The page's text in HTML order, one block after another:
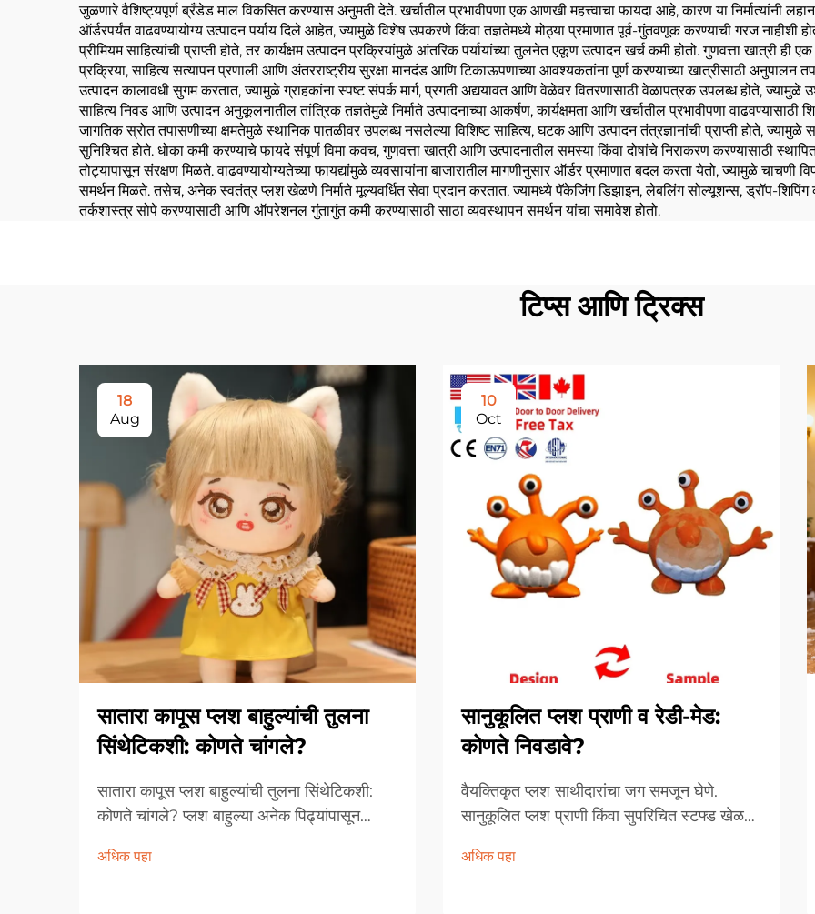
जुळणारे वैशिष्ट्यपूर्ण ब्रँडेड माल विकसित करण्यास अनुमती देते. खर्चातील प्रभावीपणा एक आणखी महत्त्वाचा फायदा आहे, कारण या निर्मात्यांनी
ऑर्डरपर्यंत वाढवण्यायोग्य उत्पादन पर्याय दिले आहेत, ज्यामुळे विशेष उपकरणे किंवा तज्ञतेमध्ये मोठ्या प्रमाणात पूर्व-गुंतवणूक करण्याची गरज नाहीशी
प्रीमियम साहित्यांची प्राप्ती होते, तर कार्यक्षम उत्पादन प्रक्रियांमुळे आंतरिक पर्यायांच्या तुलनेत एकूण उत्पादन खर्च कमी होतो. गुणवत्ता खात्री ही
प्रक्रिया, साहित्य सत्यापन प्रणाली आणि अंतरराष्ट्रीय सुरक्षा मानदंड आणि टिकाऊपणाच्या आवश्यकतांना पूर्ण करण्याच्या खात्रीसाठी अनुपालन
उत्पादन कालावधी सुगम करतात, ज्यामुळे ग्राहकांना स्पष्ट संपर्क मार्ग, प्रगती अद्ययावत आणि वेळेवर वितरणासाठी वेळापत्रक उपलब्ध होते,
साहित्य निवड आणि उत्पादन अनुकूलनातील तांत्रिक तज्ञतेमुळे निर्माते उत्पादनाच्या आकर्षण, कार्यक्षमता आणि खर्चातील प्रभावीपणा
जागतिक स्रोत तपासणीच्या क्षमतेमुळे स्थानिक पातळीवर उपलब्ध नसलेल्या विशिष्ट साहित्य, घटक आणि उत्पादन तंत्रज्ञानांची प्राप्ती होते, ज्यामुळे
सुनिश्चित होते. धोका कमी करण्याचे फायदे संपूर्ण विमा कवच, गुणवत्ता खात्री आणि उत्पादनातील समस्या किंवा दोषांचे निराकरण करण्यासाठी
तोट्यापासून संरक्षण मिळते. वाढवण्यायोग्यतेच्या फायद्यांमुळे व्यवसायांना बाजारातील मागणीनुसार ऑर्डर प्रमाणात बदल करता येतो, ज्यामुळे चाचणी
समर्थन मिळते. तसेच, अनेक स्वतंत्र प्लश खेळणे निर्माते मूल्यवर्धित सेवा प्रदान करतात, ज्यामध्ये पॅकेजिंग डिझाइन, लेबलिंग सोल्यूशन्स, ड्रॉप-शिपिंग
तर्कशास्त्र सोपे करण्यासाठी आणि ऑपरेशनल गुंतागुंत कमी करण्यासाठी साठा व्यवस्थापन समर्थन यांचा समावेश होतो.
टिप्स आणि ट्रिक्स
18
Aug
सातारा कापूस प्लश बाहुल्यांची तुलना
सिंथेटिकशी: कोणते चांगले?
सातारा कापूस प्लश बाहुल्यांची तुलना सिंथेटिकशी:
कोणते चांगले? प्लश बाहुल्या अनेक पिढ्यांपासून
आवडल्या आहेत. त्यांच्या मऊ गुणधर्मां, प्रेमळ डिझाइन
अधिक पहा
10
Oct
सानुकूलित प्लश प्राणी व रेडी-मेड:
कोणते निवडावे?
वैयक्तिकृत प्लश साथीदारांचा जग समजून घेणे.
सानुकूलित प्लश प्राणी किंवा सुपरिचित स्टफ्ड खेळणे
नसून, आठवणी निर्माण करणे, निर्मितिशीलता व्यक्त
अधिक पहा